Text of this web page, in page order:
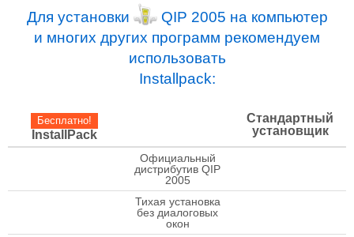
Для установки
QIP 2005 на компьютер
и многих других программ рекомендуем
использовать
Installpack:
Бесплатно!
InstallPack
Стандартный
установщик
check
Официальный
дистрибутив QIP
2005
check
Тихая установка
без диалоговых
окон